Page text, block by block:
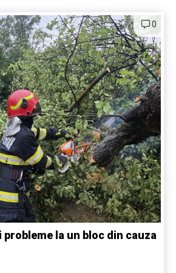
0
probleme la un bloc din cauza